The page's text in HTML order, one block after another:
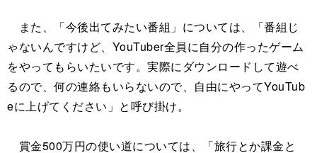
また、「今後出てみたい番組」については、「番組じ
ゃないんですけど、YouTuber全員に自分の作ったゲーム
をやってもらいたいです。実際にダウンロードして遊べ
るので、何の連絡もいらないので、自由にやってYouTub
eに上げてください」と呼び掛け。
賞金500万円の使い道については、「旅行とか課金と